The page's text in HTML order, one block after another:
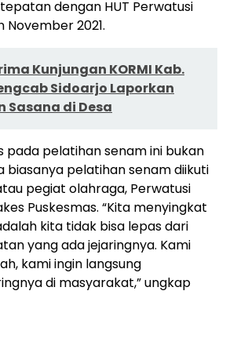
dengan HUT Perwatusi
November 2021.
Kunjungan KORMI Kab.
Sidoarjo Laporkan
Sasana di Desa
pada pelatihan senam ini bukan
biasanya pelatihan senam diikuti
pegiat olahraga, Perwatusi
Puskesmas. “Kita menyingkat
kita tidak bisa lepas dari
yang ada jejaringnya. Kami
kami ingin langsung
di masyarakat,” ungkap